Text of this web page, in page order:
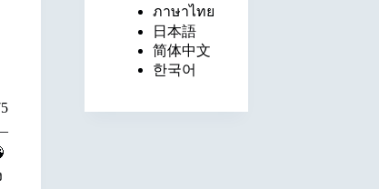
ภาษาไทย
日本語
简体中文
한국어